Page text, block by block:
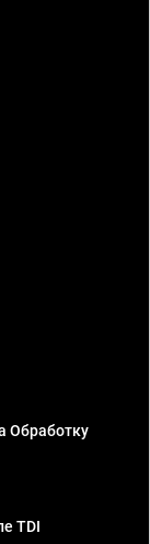
Обработку
TDI